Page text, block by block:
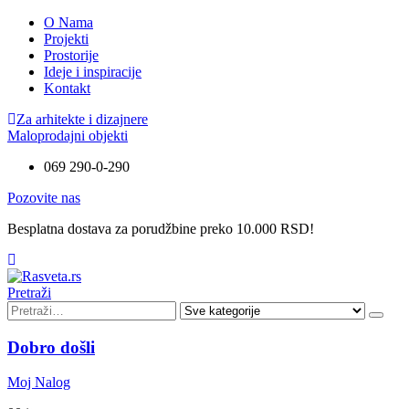
O Nama
Projekti
Prostorije
Ideje i inspiracije
Kontakt
Za arhitekte i dizajnere
Maloprodajni objekti
069 290-0-290
Pozovite nas
Besplatna dostava za porudžbine preko 10.000 RSD!
Pretraži
Dobro došli
Moj Nalog